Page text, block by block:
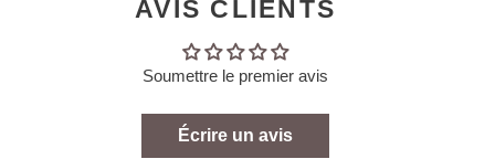
AVIS CLIENTS
Soumettre le premier avis
Écrire un avis